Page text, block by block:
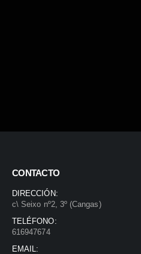
CONTACTO
DIRECCIÓN:
c\ Seixo nº2, 3º (Cangas)
TELÉFONO:
616947674
EMAIL: